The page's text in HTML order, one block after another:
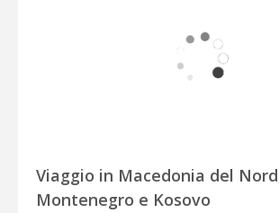
Viaggio in Macedonia del
Montenegro e Kosovo